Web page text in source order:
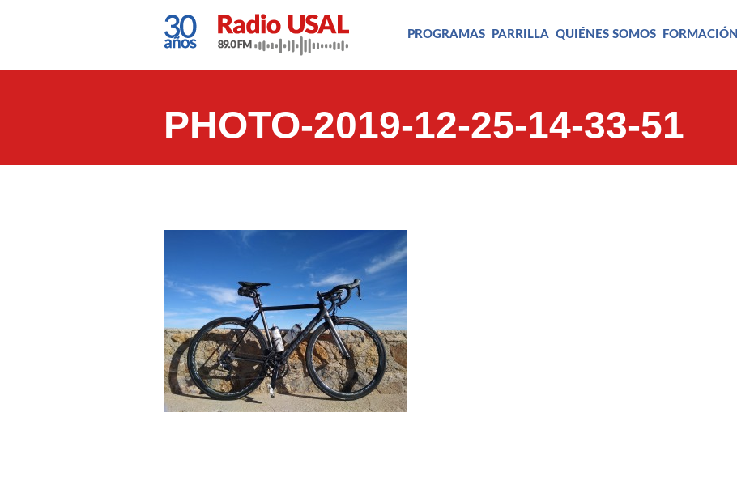
PROGRAMAS PARRILLA QUIÉNES SOMOS FORMACIÓN
PHOTO-2019-12-25-14-33-51